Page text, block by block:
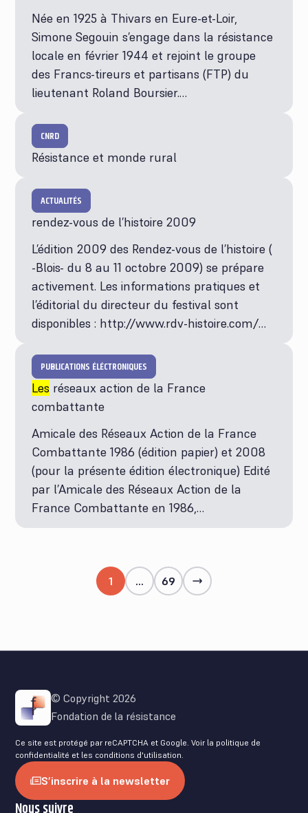
Née en 1925 à Thivars en Eure-et-Loir,
Simone Segouin s’engage dans la résistance
locale en février 1944 et rejoint le groupe
des Francs-tireurs et partisans (FTP) du
lieutenant Roland Boursier.…
Résistance et monde rural
CNRD
rendez-vous de l’histoire 2009
L’édition 2009 des Rendez-vous de l’histoire (
-Blois- du 8 au 11 octobre 2009) se prépare
activement. Les informations pratiques et
l’éditorial du directeur du festival sont
disponibles : http://www.rdv-histoire.com/…
ACTUALITÉS
Les réseaux action de la France
combattante
Amicale des Réseaux Action de la France
Combattante 1986 (édition papier) et 2008
(pour la présente édition électronique) Edité
par l’Amicale des Réseaux Action de la
France Combattante en 1986,…
PUBLICATIONS ÉLÉCTRONIQUES
1 … 69
© Copyright 2026
Fondation de la résistance
Ce site est protégé par reCAPTCHA et Google. Voir la politique de
confidentialité et les conditions d'utilisation.
S’inscrire à la newsletter
Nous suivre